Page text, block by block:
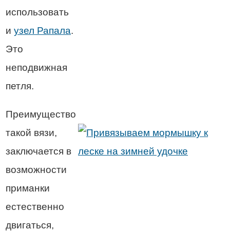
использовать
и узел Рапала.
Это
неподвижная
петля.
Преимущество
такой вязи,
заключается в
возможности
приманки
естественно
двигаться,